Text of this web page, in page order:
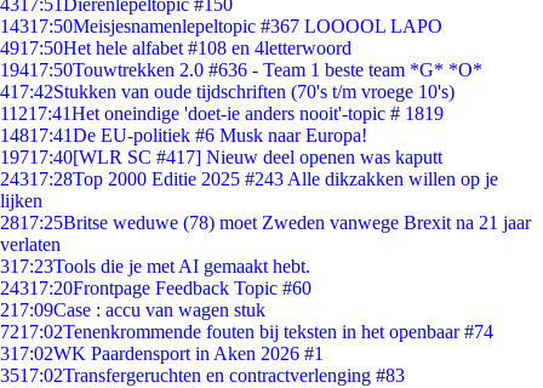
4317:51Dierenlepeltopic #150
14317:50Meisjesnamenlepeltopic #367 LOOOOL LAPO
4917:50Het hele alfabet #108 en 4letterwoord
19417:50Touwtrekken 2.0 #636 - Team 1 beste team *G* *O*
417:42Stukken van oude tijdschriften (70's t/m vroege 10's)
11217:41Het oneindige 'doet-ie anders nooit'-topic # 1819
14817:41De EU-politiek #6 Musk naar Europa!
19717:40[WLR SC #417] Nieuw deel openen was kaputt
24317:28Top 2000 Editie 2025 #243 Alle dikzakken willen op je
lijken
2817:25Britse weduwe (78) moet Zweden vanwege Brexit na 21 jaar
verlaten
317:23Tools die je met AI gemaakt hebt.
24317:20Frontpage Feedback Topic #60
217:09Case : accu van wagen stuk
7217:02Tenenkrommende fouten bij teksten in het openbaar #74
317:02WK Paardensport in Aken 2026 #1
3517:02Transfergeruchten en contractverlenging #83